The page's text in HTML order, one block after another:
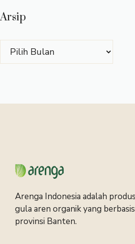
Arsip
Arsip
Arenga Indonesia adalah
gula aren organik yang
provinsi Banten.